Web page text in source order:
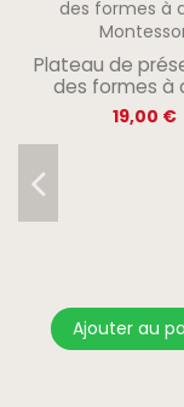
Plateau de
des formes à
19,00 €
Ajouter au